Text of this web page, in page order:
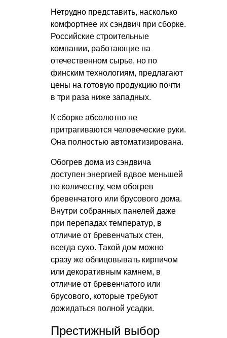
Нетрудно представить, насколько
комфортнее их сэндвич при сборке.
Российские строительные
компании, работающие на
отечественном сырье, но по
финским технологиям, предлагают
цены на готовую продукцию почти
в три раза ниже западных.
К сборке абсолютно не
притрагиваются человеческие руки.
Она полностью автоматизирована.
Обогрев дома из сэндвича
доступен энергией вдвое меньшей
по количеству, чем обогрев
бревенчатого или брусового дома.
Внутри собранных панелей даже
при перепадах температур, в
отличие от бревенчатых стен,
всегда сухо. Такой дом можно
сразу же облицовывать кирпичом
или декоративным камнем, в
отличие от бревенчатого или
брусового, которые требуют
дожидаться полной усадки.
Престижный выбор